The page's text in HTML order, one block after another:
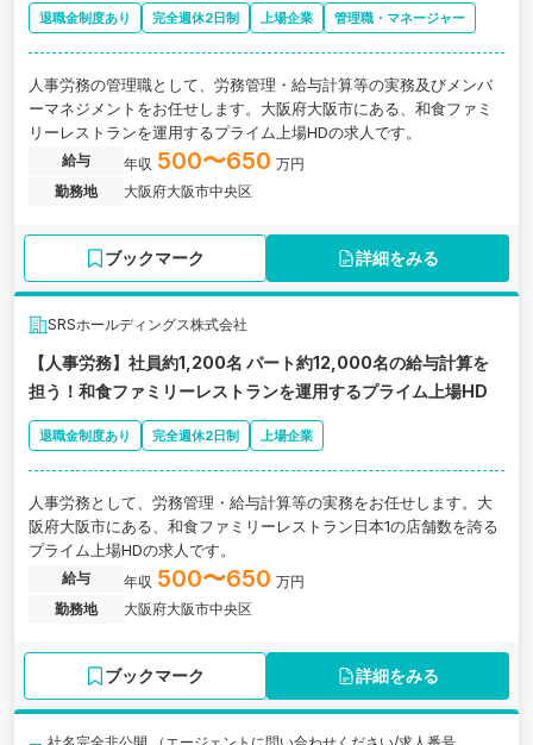
退職金制度あり 完全週休2日制 上場企業 管理職・マネージャー
人事労務の管理職として、労務管理・給与計算等の実務及びメンバ
ーマネジメントをお任せします。大阪府大阪市にある、和⾷ファミ
リーレストランを運用するプライム上場HDの求人です。
給与 年収 500〜650 万円
勤務地
大阪府大阪市中央区
ブックマーク 詳細をみる
SRSホールディングス株式会社
【人事労務】社員約1,200名 パート約12,000名の給与計算を
担う！和⾷ファミリーレストランを運用するプライム上場HD
退職金制度あり 完全週休2日制 上場企業
人事労務として、労務管理・給与計算等の実務をお任せします。大
阪府大阪市にある、和⾷ファミリーレストラン⽇本1の店舗数を誇る
プライム上場HDの求人です。
給与 年収 500〜650 万円
勤務地
大阪府大阪市中央区
ブックマーク 詳細をみる